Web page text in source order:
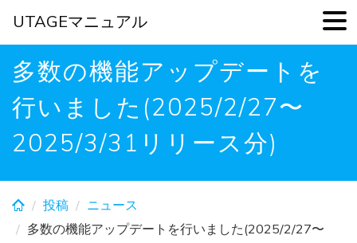
Skip
main
content
多数の機能アップデートを
行いました(2025/2/27〜
2025/3/31リリース分)
投稿
ニュース
多数の機能アップデートを行いました(2025/2/27〜
UTAGEマニュアル